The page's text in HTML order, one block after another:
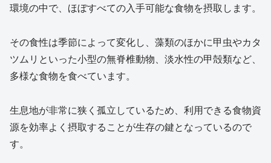
環境の中で、ほぼすべての入手可能な食物を摂取します。
その食性は季節によって変化し、藻類のほかに甲虫やカタ
ツムリといった小型の無脊椎動物、淡水性の甲殻類など、
多様な食物を食べています。
生息地が非常に狭く孤立しているため、利用できる食物資
源を効率よく摂取することが生存の鍵となっているので
す。